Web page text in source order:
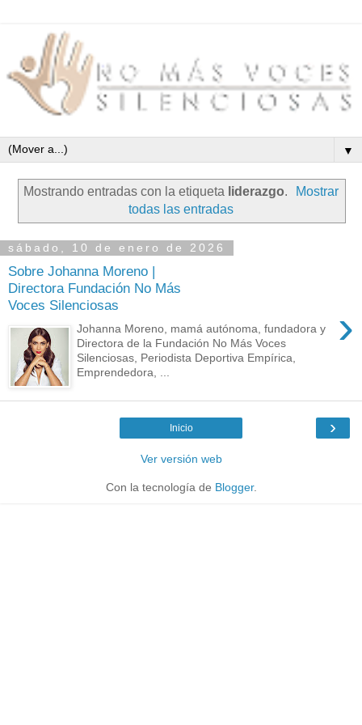
▼
Mostrando entradas con la etiqueta liderazgo.
Mostrar
todas las entradas
sábado, 10 de enero de 2026
Sobre Johanna Moreno |
Directora Fundación No Más
Voces Silenciosas
›
Johanna Moreno, mamá autónoma, fundadora y
Directora de la Fundación No Más Voces
Silenciosas, Periodista Deportiva Empírica,
Emprendedora, ...
›
Inicio
Ver versión web
Con la tecnología de Blogger.